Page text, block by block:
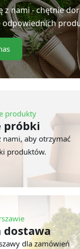
z nami - chętnie
odpowiednich
produkty
próbki
nami, aby otrzymać
produktów.
dostawa
dla zamówień